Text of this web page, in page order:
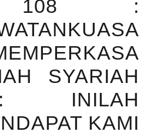
108 :
SYARIAH
INILAH
KAMI